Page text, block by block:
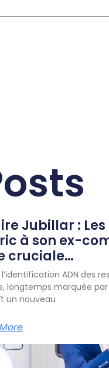
Jubillar :
à son ex-
cruciale…
ADN des
longtemps marquée
un nouveau